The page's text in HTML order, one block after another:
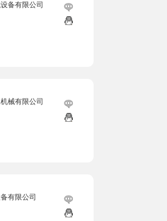
备有限公司
械有限公司
有限公司